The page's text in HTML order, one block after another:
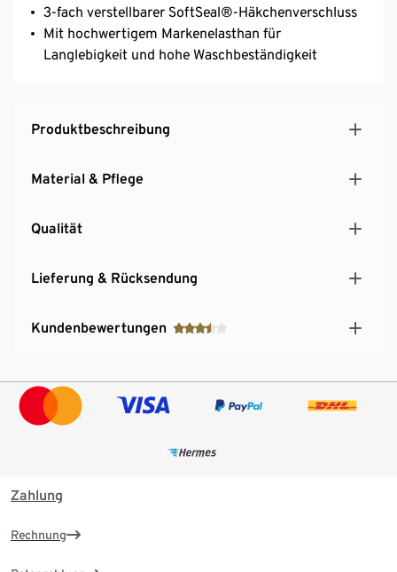
3-fach verstellbarer SoftSeal®-Häkchenverschluss
Mit hochwertigem Markenelasthan für
Langlebigkeit und hohe Waschbeständigkeit
Produktbeschreibung
Material & Pflege
Qualität
Lieferung & Rücksendung
Kundenbewertungen
Zahlung
Rechnung